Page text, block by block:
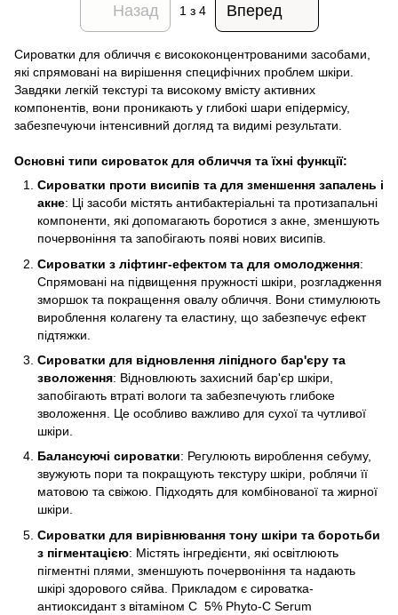
Назад 1 з 4 Вперед
Сироватки для обличчя є висококонцентрованими засобами,
які спрямовані на вирішення специфічних проблем шкіри.
Завдяки легкій текстурі та високому вмісту активних
компонентів, вони проникають у глибокі шари епідермісу,
забезпечуючи інтенсивний догляд та видимі результати.​
Основні типи сироваток для обличчя та їхні функції:
​Сироватки проти висипів та для зменшення запалень і
акне: Ці засоби містять антибактеріальні та протизапальні
компоненти, які допомагають боротися з акне, зменшують
почервоніння та запобігають появі нових висипів.​
​Сироватки з ліфтинг-ефектом та для омолодження:
Спрямовані на підвищення пружності шкіри, розгладження
зморшок та покращення овалу обличчя. Вони стимулюють
вироблення колагену та еластину, що забезпечує ефект
підтяжки.
​Сироватки для відновлення ліпідного бар'єру та
зволоження: Відновлюють захисний бар'єр шкіри,
запобігають втраті вологи та забезпечують глибоке
зволоження. Це особливо важливо для сухої та чутливої
шкіри.​
​Балансуючі сироватки: Регулюють вироблення себуму,
звужують пори та покращують текстуру шкіри, роблячи її
матовою та свіжою. Підходять для комбінованої та жирної
шкіри.​
​Сироватки для вирівнювання тону шкіри та боротьби
з пігментацією: Містять інгредієнти, які освітлюють
пігментні плями, зменшують почервоніння та надають
шкірі здорового сяйва. Прикладом є сироватка-
антиоксидант з вітаміном С 5% Phyto-С Serum